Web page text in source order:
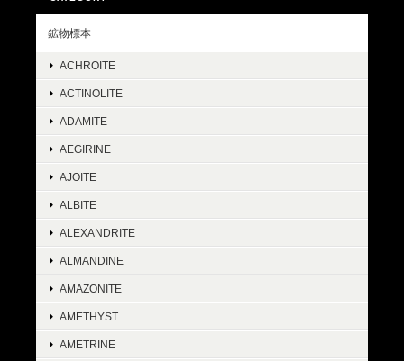
鉱物標本
ACHROITE
ACTINOLITE
ADAMITE
AEGIRINE
AJOITE
ALBITE
ALEXANDRITE
ALMANDINE
AMAZONITE
AMETHYST
AMETRINE